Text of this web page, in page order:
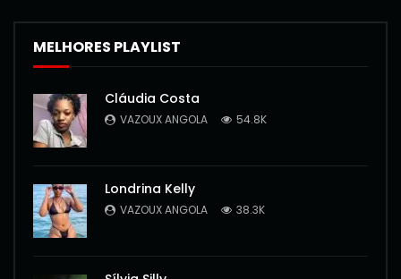
MELHORES PLAYLIST
Cláudia Costa
VAZOUX ANGOLA 54.8K
Londrina Kelly
VAZOUX ANGOLA 38.3K